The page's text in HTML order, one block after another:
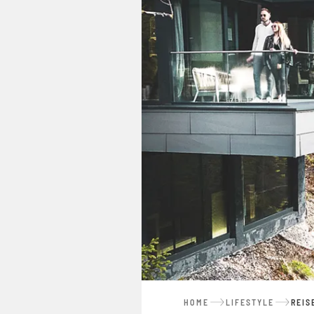
HOME LIFESTYLE